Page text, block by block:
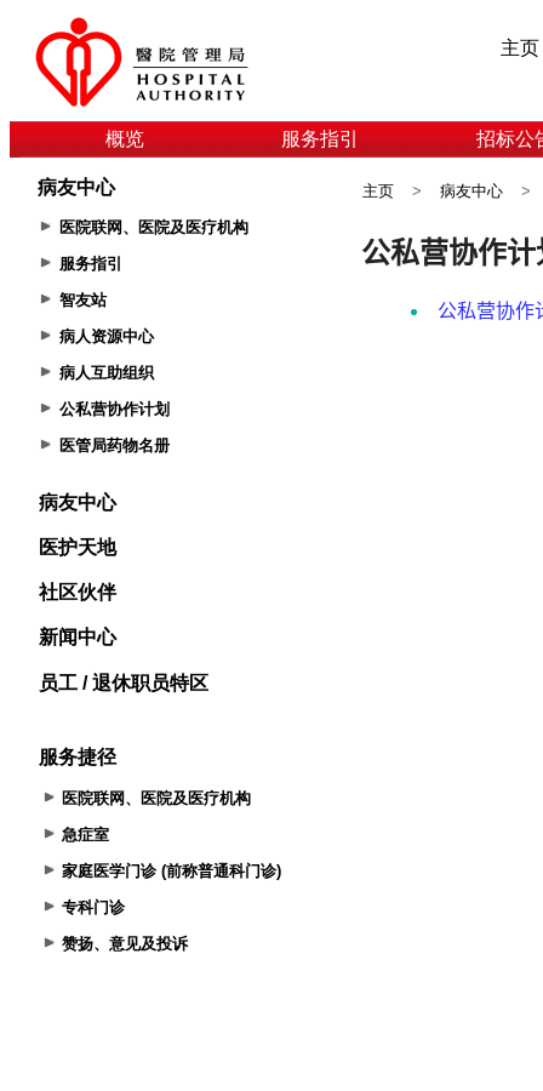
主页
概览 服务指引 招标公
病友中心
医院联网、医院及医疗机构
服务指引
智友站
病人资源中心
病人互助组织
公私营协作计划
医管局药物名册
病友中心
医护天地
社区伙伴
新闻中心
员工 / 退休职员特区
服务捷径
医院联网、医院及医疗机构
急症室
家庭医学门诊 (前称普通科门诊)
专科门诊
赞扬、意见及投诉
主页 > 病友中心 >